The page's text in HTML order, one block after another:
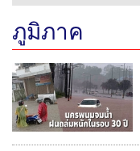
ภูมิภาค